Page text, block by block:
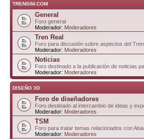
TRENSIM.COM
General
Foro general
Moderador: Moderadores
Tren Real
Foro para discusión sobre aspectos del
Moderador: Moderadores
Noticias
Foro destinado a la publicación de noticias
Moderador: Moderadores
DISEÑO 3D
Foro de diseñadores
Foro destinado al intercambio de ideas y
Moderador: Moderadores
TSM
Foro para tratar temas relacionados con
Moderador: Moderadores